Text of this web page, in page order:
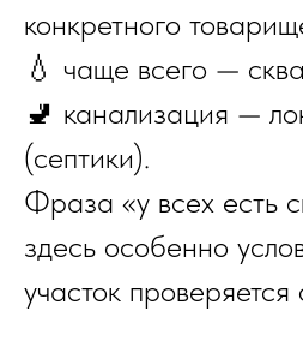
конкретного
💧 чаще всего —
🚽 канализация —
(септики).
Фраза «у всех есть
здесь особенно
участок проверяется